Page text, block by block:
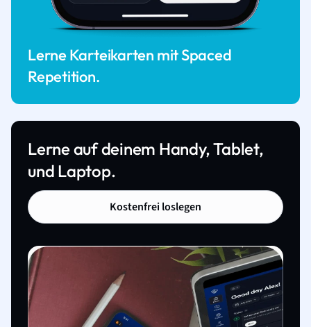
Lerne Karteikarten mit Spaced
Repetition.
Lerne auf deinem Handy, Tablet,
und Laptop.
Kostenfrei loslegen